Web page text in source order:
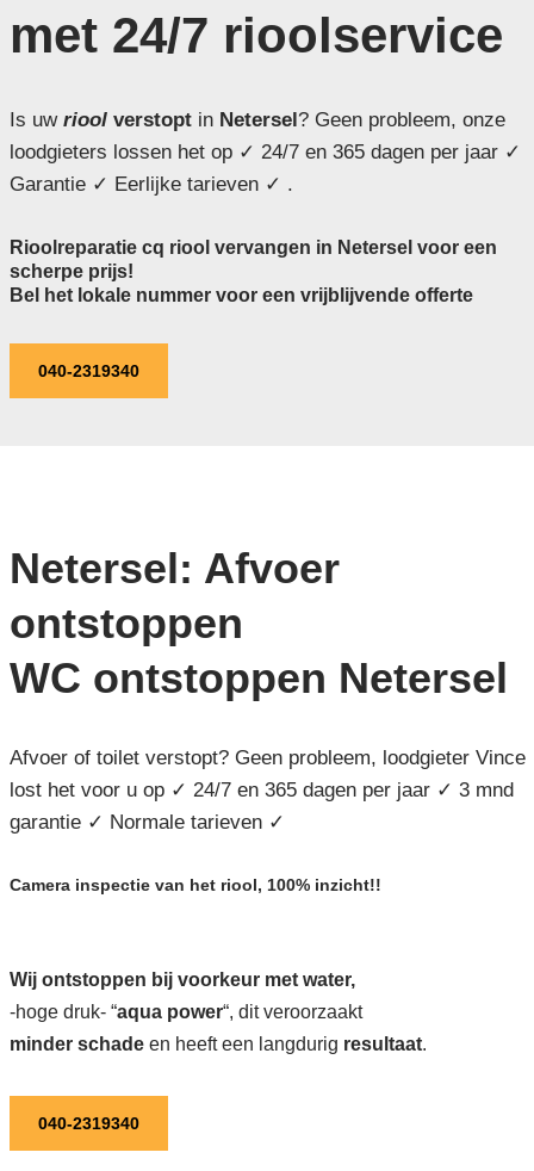
met 24/7 rioolservice
Is uw rioolverstoptin Netersel? Geen probleem, onze
loodgieters lossen het op ✓ 24/7 en 365 dagen per jaar ✓
Garantie ✓ Eerlijke tarieven ✓ .
Rioolreparatie cq riool vervangen in Netersel voor een
scherpe prijs!
Bel het lokale nummer voor een vrijblijvende offerte
040-2319340
Netersel: Afvoer
ontstoppen
WC ontstoppen Netersel
Afvoer of toilet verstopt? Geen probleem, loodgieter Vince
lost het voor u op ✓ 24/7 en 365 dagen per jaar ✓ 3 mnd
garantie ✓ Normale tarieven ✓
Camera inspectie van het riool, 100% inzicht!!
Wij ontstoppen bij voorkeur met water,
-hoge druk- “aqua power“, dit veroorzaakt
minder schadeen heeft een langdurig resultaat.
040-2319340